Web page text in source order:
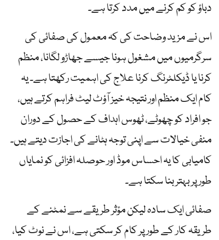
دباؤ کو کم کرنے میں مدد کرتا ہے۔
اس نے مزید وضاحت کی کہ معمول کی صفائی کی
سرگرمیوں میں مشغول ہونا جیسے جھاڑو لگانا، منظم
کرنا یا ڈیکلٹرنگ کرنا علاج کی اہمیت رکھتا ہے۔ یہ
کام ایک منظم اور نتیجہ خیز آؤٹ لیٹ فراہم کرتے ہیں،
جو افراد کو چھوٹے، ٹھوس اہداف کے حصول کے دوران
منفی خیالات سے اپنی توجہ ہٹانے کی اجازت دیتے ہیں۔
کامیابی کا یہ احساس موڈ اور حوصلہ افزائی کو نمایاں
طور پر بہتر بنا سکتا ہے۔
صفائی ایک سادہ لیکن مؤثر طریقے سے نمٹنے کے
طریقہ کار کے طور پر کام کر سکتی ہے، اس نے نوٹ کیا،